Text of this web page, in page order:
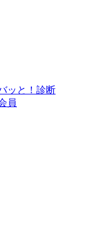
ッと！診断
員